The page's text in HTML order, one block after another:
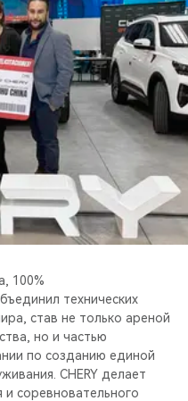
100%
технических
став не только ареной
но и частью
по созданию единой
CHERY делает
и соревновательного